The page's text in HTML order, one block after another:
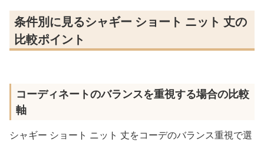
条件別に見るシャギー ショート ニット 丈の
比較ポイント
コーディネートのバランスを重視する場合の比較
軸
シャギー ショート ニット 丈をコーデのバランス重視で選